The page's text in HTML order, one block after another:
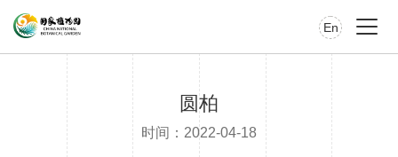
En
圆柏
时间：2022-04-18